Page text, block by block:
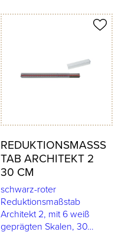
REDUKTIONSMASSST
AB ARCHITEKT 2 3
0 CM
schwarz-roter
Reduktionsmaßstab
Architekt 2, mit 6 weiß
geprägten Skalen, 30…